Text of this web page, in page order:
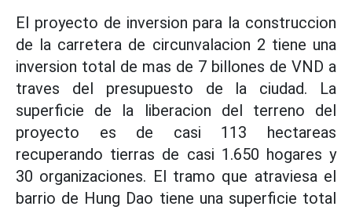
El proyecto de inversion para la construccion
de la carretera de circunvalacion 2 tiene una
inversion total de mas de 7 billones de VND a
traves del presupuesto de la ciudad. La
superficie de la liberacion del terreno del
proyecto es de casi 113 hectareas
recuperando tierras de casi 1.650 hogares y
30 organizaciones. El tramo que atraviesa el
barrio de Hung Dao tiene una superficie total